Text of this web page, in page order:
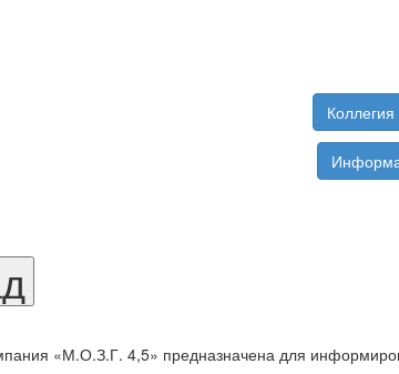
«М.О.З.Г. 4,5» предназначена для